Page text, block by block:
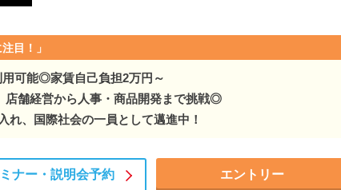
注目！」
可能◎家賃自己負担2万円～
店舗経営から人事・商品開発まで挑戦◎
れ、国際社会の一員として邁進中！
ナー・ 説明会予約 エントリー